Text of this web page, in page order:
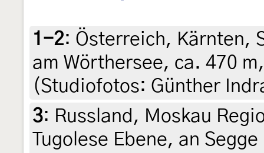
1-2: Österreich, Kärnten,
am Wörthersee, ca. 470
(Studiofotos: Günther
3: Russland, Moskau
Tugolese Ebene, an Segge